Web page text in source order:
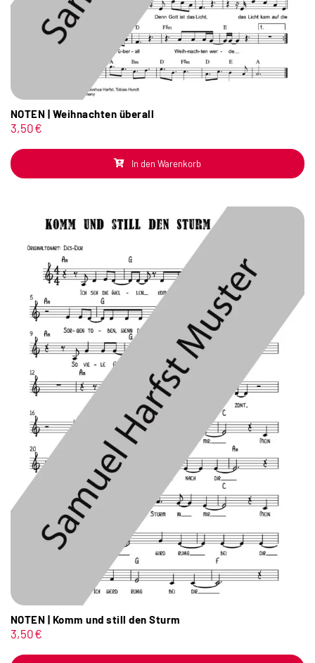
NOTEN | Weihnachten überall
3,50€
In den Warenkorb
NOTEN | Komm und still den Sturm
3,50€